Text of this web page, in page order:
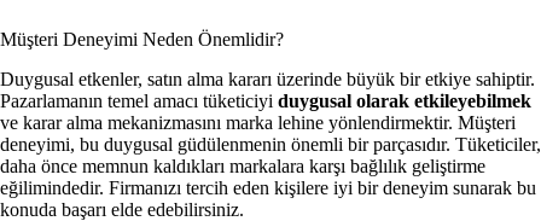
Müşteri Deneyimi Neden Önemlidir?
Duygusal etkenler, satın alma kararı üzerinde büyük bir etkiye sahiptir.
Pazarlamanın temel amacı tüketiciyi duygusal olarak etkileyebilmek
ve karar alma mekanizmasını marka lehine yönlendirmektir. Müşteri
deneyimi, bu duygusal güdülenmenin önemli bir parçasıdır. Tüketiciler,
daha önce memnun kaldıkları markalara karşı bağlılık geliştirme
eğilimindedir. Firmanızı tercih eden kişilere iyi bir deneyim sunarak bu
konuda başarı elde edebilirsiniz.